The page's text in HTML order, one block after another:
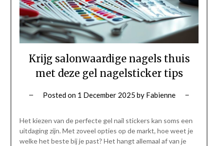
Krijg salonwaardige nagels thuis
met deze gel nagelsticker tips
Posted on 1 December 2025 by Fabienne
Het kiezen van de perfecte gel nail stickers kan soms een
uitdaging zijn. Met zoveel opties op de markt, hoe weet je
welke het beste bij je past? Het hangt allemaal af van je